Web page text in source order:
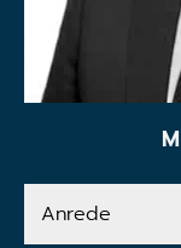
Anrede